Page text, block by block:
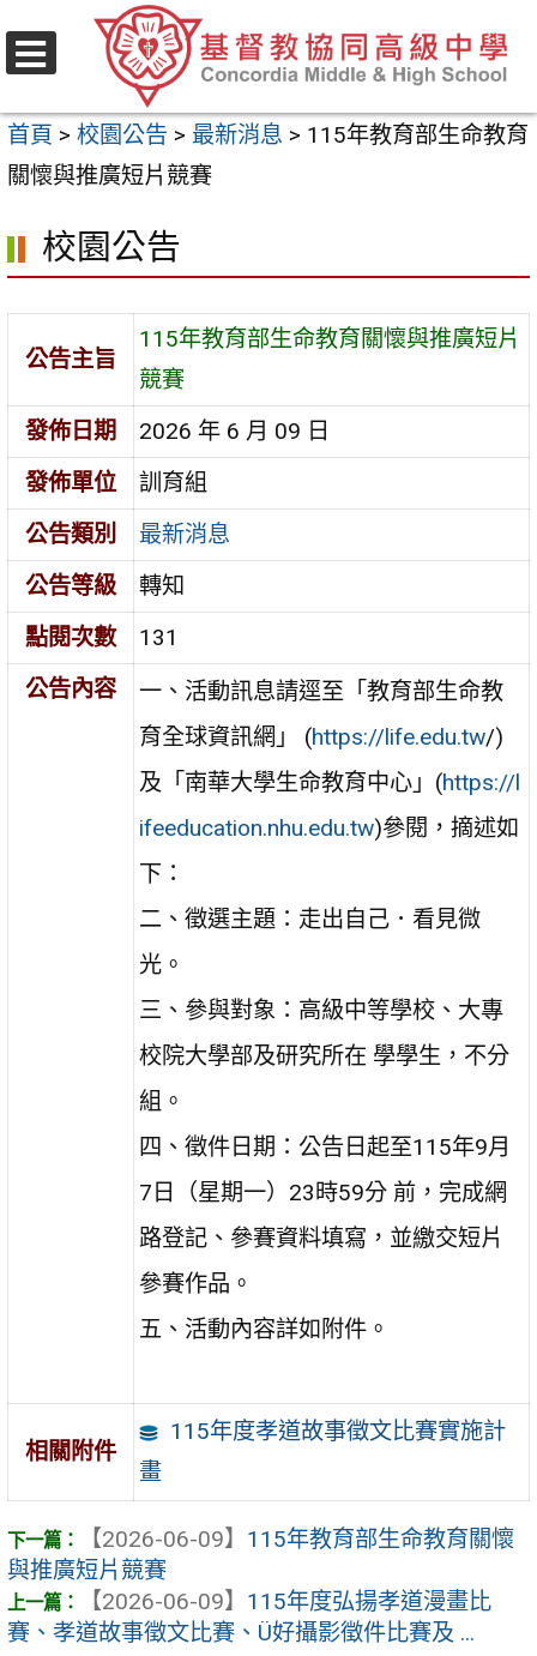
至
要
內
區
首頁 > 校園公告 > 最新消息 > 115年教育部生命教育
關懷與推廣短片競賽
校園公告
公告主旨
115年教育部生命教育關懷與推廣短片
競賽
發佈日期
2026 年 6 月 09 日
發佈單位
訓育組
公告類別
最新消息
公告等級
轉知
點閱次數
131
公告內容
一、活動訊息請逕至「教育部生命教
育全球資訊網」 (https://life.edu.tw/)
及「南華大學生命教育中心」(https://l
ifeeducation.nhu.edu.tw)參閱，摘述如
下：
二、徵選主題：走出自己．看見微
光。
三、參與對象：高級中等學校、大專
校院大學部及研究所在 學學生，不分
組。
四、徵件日期：公告日起至115年9月
7日（星期一）23時59分 前，完成網
路登記、參賽資料填寫，並繳交短片
參賽作品。
五、活動內容詳如附件。
相關附件
115年度孝道故事徵文比賽實施計
畫
【2026-06-09】 115年教育部生命教育關懷
與推廣短片競賽
【2026-06-09】 115年度弘揚孝道漫畫比
賽、孝道故事徵文比賽、Ü好攝影徵件比賽及 ...
選
單